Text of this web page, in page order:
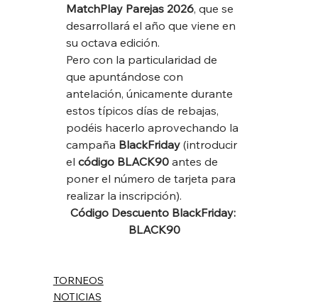
MatchPlay Parejas 2026, que se
desarrollará el año que viene en
su octava edición.
Pero con la particularidad de
que apuntándose con
antelación, únicamente durante
estos típicos días de rebajas,
podéis hacerlo aprovechando la
campaña BlackFriday (introducir
el código BLACK90 antes de
poner el número de tarjeta para
realizar la inscripción).
Código Descuento BlackFriday:
BLACK90
TORNEOS
NOTICIAS